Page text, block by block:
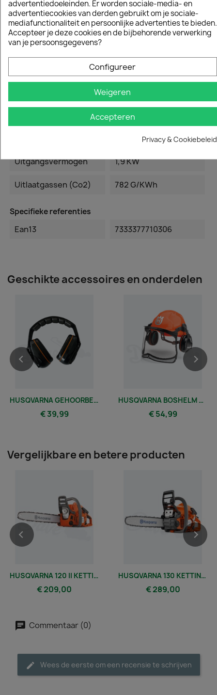
Geluidsdrukniveau Bij
Oor Gebruiker
103 DB(A)
Geluidsdrukniveau
(LWA)
113 DB(A)
Trillingsniveau
3,4 - 3,5 M/s²
Gewicht Machine 3,8 Kg
Kettingsnelheid Bij
20 M/s
Uitgangsvermogen 1,9 KW
Uitlaatgassen (co2) 782 G/kWh
Specifieke referenties
Ean13 7333377710306
Geschikte accessoires en onderdelen
HUSQVARNA GEHOORBESCHERMING MET BEUGEL MODEL HP200-1
€ 39,99
HUSQVARNA BOSHELM CLASSIC MET GEHOORBESCHERMING
€ 54,99
Vergelijkbare en betere producten
HUSQVARNA 120 II KETTINGZAAG 36CM 3/8
€ 209,00
HUSQVARNA 130 KETTINGZAAG 36CM 3/8
€ 289,00
Commentaar (0)
Wees de eerste om een recensie te schrijven
advertentiedoeleinden. Er worden sociale-media- en
advertentiecookies van derden gebruikt om je sociale-
mediafunctionaliteit en persoonlijke advertenties te bieden.
Accepteer je deze cookies en de bijbehorende verwerking
van je persoonsgegevens?
Configureer
Weigeren
Accepteren
Privacy & Cookiebeleid